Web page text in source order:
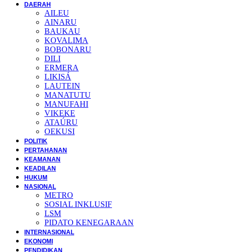
DAERAH
AILEU
AINARU
BAUKAU
KOVALIMA
BOBONARU
DILI
ERMERA
LIKISÁ
LAUTEIN
MANATUTU
MANUFAHI
VIKEKE
ATAÚRU
OEKUSI
POLITIK
PERTAHANAN
KEAMANAN
KEADILAN
HUKUM
NASIONAL
METRO
SOSIAL INKLUSIF
LSM
PIDATO KENEGARAAN
INTERNASIONAL
EKONOMI
PENDIDIKAN